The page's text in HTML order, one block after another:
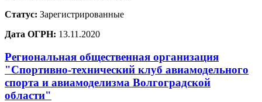
Статус: Зарегистрированные
Дата ОГРН: 13.11.2020
Региональная общественная организация
"Спортивно-технический клуб авиамодельного
спорта и авиамоделизма Волгоградской
области"